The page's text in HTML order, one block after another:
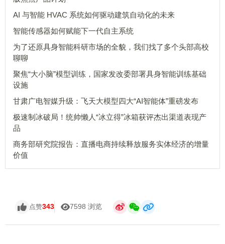
AI 与智能 HVAC 系统如何驱动建筑自动化的未来
智能传感器如何赋能下一代自主系统
为了还原具身智能科研市场的全貌，我们找了多个头部高校
聊聊
聚焦“大小脑”模型训练，国家发改委部署具身智能训练基础
设施
甘肃广电智媒升级：飞天大模型四大“AI智能体”重磅发布
极速制冰破局！统帅懒人“冰立得”冰箱获评杰出渠道表现产
品
商务部研究院报告：直播电商持续释放服务实体经济的增量
价值
点赞343 7598 浏览